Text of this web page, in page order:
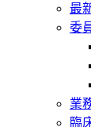
最
委
業
臨